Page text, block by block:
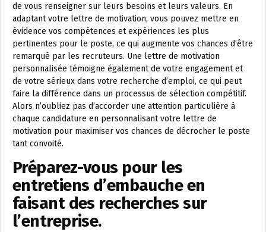
de vous renseigner sur leurs besoins et leurs valeurs. En
adaptant votre lettre de motivation, vous pouvez mettre en
évidence vos compétences et expériences les plus
pertinentes pour le poste, ce qui augmente vos chances d’être
remarqué par les recruteurs. Une lettre de motivation
personnalisée témoigne également de votre engagement et
de votre sérieux dans votre recherche d’emploi, ce qui peut
faire la différence dans un processus de sélection compétitif.
Alors n’oubliez pas d’accorder une attention particulière à
chaque candidature en personnalisant votre lettre de
motivation pour maximiser vos chances de décrocher le poste
tant convoité.
Préparez-vous pour les
entretiens d’embauche en
faisant des recherches sur
l’entreprise.